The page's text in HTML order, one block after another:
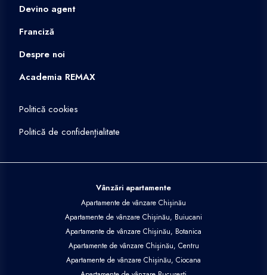
Devino agent
Franciză
Despre noi
Academia REMAX
Politică cookies
Politică de confidențialitate
Vânzări apartamente
Apartamente de vânzare Chișinău
Apartamente de vânzare Chișinău, Buiucani
Apartamente de vânzare Chișinău, Botanica
Apartamente de vânzare Chișinău, Centru
Apartamente de vânzare Chișinău, Ciocana